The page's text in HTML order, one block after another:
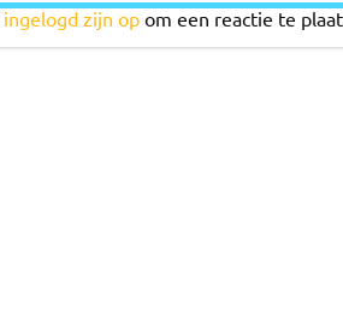
ingelogd zijn opom een reactie te